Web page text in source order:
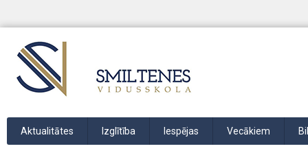
Aktualitātes Izglītība Iespējas Vecākiem